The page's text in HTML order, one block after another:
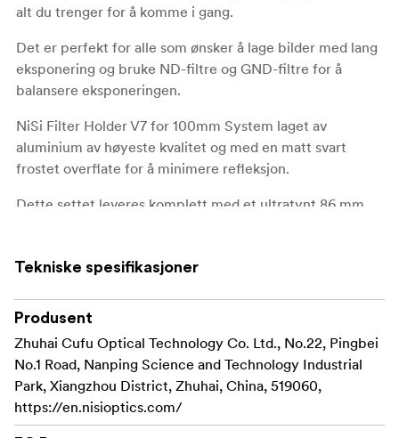
alt du trenger for å komme i gang.
Det er perfekt for alle som ønsker å lage bilder med lang
eksponering og bruke ND-filtre og GND-filtre for å
balansere eksponeringen.
NiSi Filter Holder V7 for 100mm System laget av
aluminium av høyeste kvalitet og med en matt svart
frostet overflate for å minimere refleksjon.
Dette settet leveres komplett med et ultratynt 86 mm
er veldig vanlig fra de fleste CPL.
Det er også veldig enkelt å ta bort CPL **.
Den kan roteres 360 grader og låses i ønsket posisjon,
meden nydesignet låseskrue, en fordel ved bruk av
graderte ND-filtre.
På baksiden er det også et lett tilgjengelig justeringshjul
som gjør det mulig å dreie polarisasjonsfilteret selv når
Tekniske spesifikasjoner
Produsent
Zhuhai Cufu Optical Technology Co. Ltd., No.22, Pingbei
No.1 Road, Nanping Science and Technology Industrial
Park, Xiangzhou District, Zhuhai, China, 519060,
https://en.nisioptics.com/